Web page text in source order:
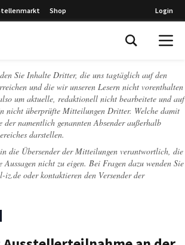
Shop Login
Sie Inhalte Dritter, die uns tagtäglich auf den
und die wir unseren Lesern nicht vorenthalten
um aktuelle, redaktionell nicht bearbeitete und auf
nicht überprüfte Mitteilungen Dritter. Welche damit
der namentlich genannten Absender außerhalb
darstellen.
die Übersender der Mitteilungen verantwortlich, die
nicht zu eigen. Bei Fragen dazu wenden Sie
iz.de oder kontaktieren den Versender der